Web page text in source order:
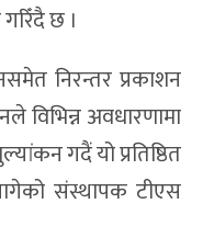
छ ।
निरन्तर प्रकाशन
विभिन्न अवधारणामा
गदैं यो प्रतिष्ठित
संस्थापक टीएस